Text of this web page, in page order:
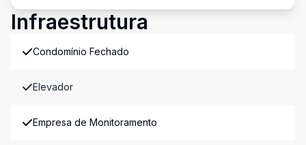
Infraestrutura
Condomínio Fechado
Elevador
Empresa de Monitoramento